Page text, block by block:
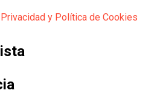
y Política de Cookies